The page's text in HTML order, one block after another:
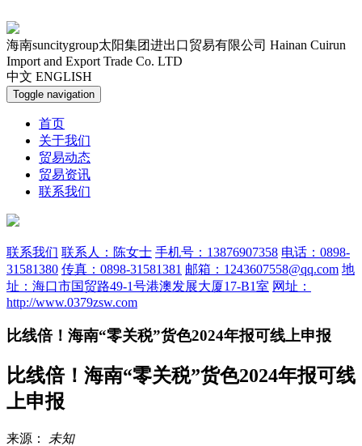
海南suncitygroup太阳集团进出口贸易有限公司 Hainan Cuirun
Import and Export Trade Co. LTD
中文 ENGLISH
Toggle navigation
首页
关于我们
贸易动态
贸易资讯
联系我们
联系我们 联系人：陈女士 手机号：13876907358 电话：0898-
31581380 传真：0898-31581381 邮箱：1243607558@qq.com 地
址：海口市国贸路49-1号港澳发展大厦17-B1室 网址：
http://www.0379zsw.com
比线倍！海南“零关税”货色2024年报可线上申报
比线倍！海南“零关税”货色2024年报可线
上申报
来源：
未知